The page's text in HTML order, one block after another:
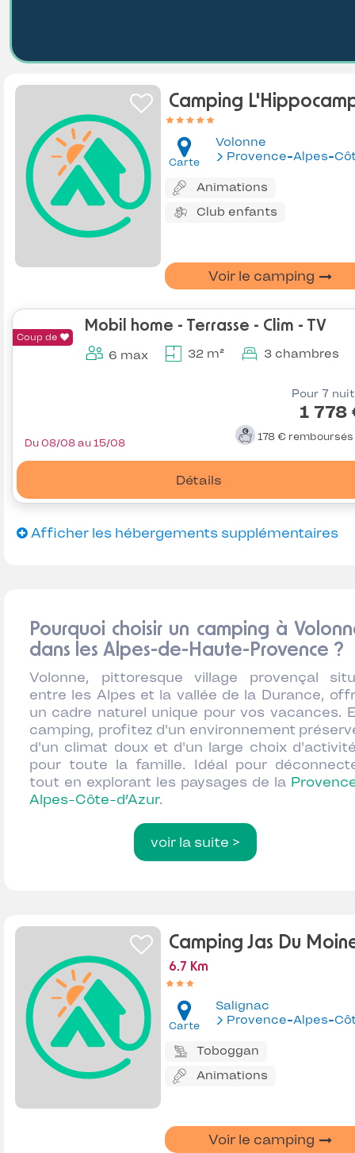
Camping
Carte
Volonne
Provence-Alpes-Côte
Animations
Club enfants
Voir le camping
Coup de
Mobil home - Terrasse - Clim - TV
6 max 32 m² 3 chambres
Pour 7
1 778
178 € remboursés
Détails
Du 08/08 au 15/08
Afficher les hébergements supplémentaires
Pourquoi choisir un camping à
dans les Alpes-de-Haute-Provence ?
Volonne, pittoresque village provençal
entre les Alpes et la vallée de la Durance,
un cadre naturel unique pour vos vacances.
camping, profitez d'un environnement
d'un climat doux et d'un large choix
pour toute la famille. Idéal pour
tout en explorant les paysages de la
Alpes-Côte-d’Azur.
voir la suite >
Camping Jas Du
6.7 Km
Carte
Salignac
Provence-Alpes-Côte
Toboggan
Animations
Voir le camping